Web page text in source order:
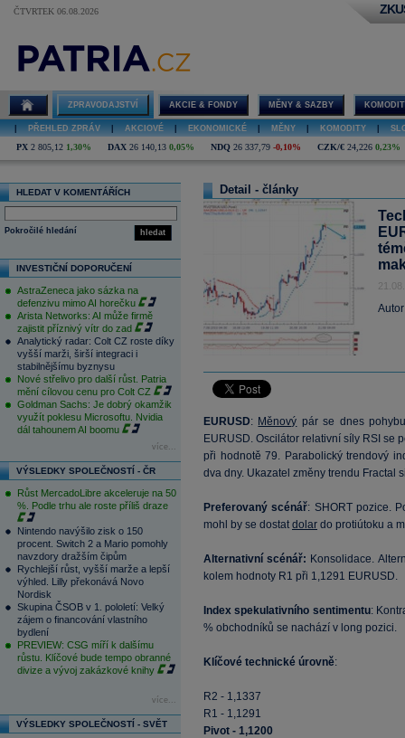
ČTVRTEK 06.08.2026
ZPRAVODAJSTVÍ AKCIE & FONDY MĚNY & SAZBY
PŘEHLED ZPRÁV AKCIOVÉ EKONOMICKÉ MĚNY KOMODITY
PX 2 805,12 1,30% DAX 26 140,13 0,05% NDQ 26 337,79 -0,10% CZK/€ 24,226 0,23%
HLEDAT V KOMENTÁŘÍCH
hledat
Pokročilé hledání
INVESTIČNÍ DOPORUČENÍ
AstraZeneca jako sázka na
defenzivu mimo AI horečku
Arista Networks: AI může firmě
zajistit příznivý vítr do zad
Analytický radar: Colt CZ roste díky
vyšší marži, širší integraci i
stabilnějšímu byznysu
Nové střelivo pro další růst. Patria
mění cílovou cenu pro Colt CZ
Goldman Sachs: Je dobrý okamžik
využít poklesu Microsoftu. Nvidia
dál tahounem AI boomu
více...
VÝSLEDKY SPOLEČNOSTÍ - ČR
Růst MercadoLibre akceleruje na 50
%. Podle trhu ale roste příliš draze
Nintendo navýšilo zisk o 150
procent. Switch 2 a Mario pomohly
navzdory dražším čipům
Rychlejší růst, vyšší marže a lepší
výhled. Lilly překonává Novo
Nordisk
Skupina ČSOB v 1. pololetí: Velký
zájem o financování vlastního
bydlení
PREVIEW: CSG míří k dalšímu
růstu. Klíčové bude tempo obranné
divize a vývoj zakázkové knihy
více...
VÝSLEDKY SPOLEČNOSTÍ - SVĚT
Detail - články
EURUSD: Měnový pár se dnes
EURUSD. Oscilátor relativní síly RSI se
při hodnotě 79. Parabolický trendový
dva dny. Ukazatel změny trendu Fractal
Preferovaný scénář: SHORT pozice.
mohl by se dostatdolar do protiútoku a
Alternativní scénář: Konsolidace.
kolem hodnoty R1 při 1,1291 EURUSD.
Index spekulativního sentimentu:
% obchodníků se nachází v long pozici.
Klíčové technické úrovně:
R2 - 1,1337
R1 - 1,1291
Pivot - 1,1200